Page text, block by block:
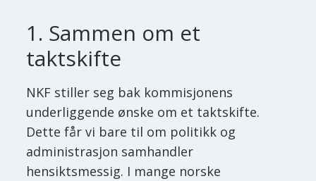
1. Sammen om et
taktskifte
NKF stiller seg bak kommisjonens
underliggende ønske om et taktskifte.
Dette får vi bare til om politikk og
administrasjon samhandler
hensiktsmessig. I mange norske